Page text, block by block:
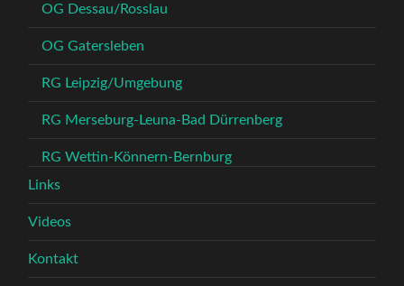
OG Dessau/Rosslau
OG Gatersleben
RG Leipzig/Umgebung
RG Merseburg-Leuna-Bad Dürrenberg
RG Wettin-Könnern-Bernburg
Links
Videos
Kontakt